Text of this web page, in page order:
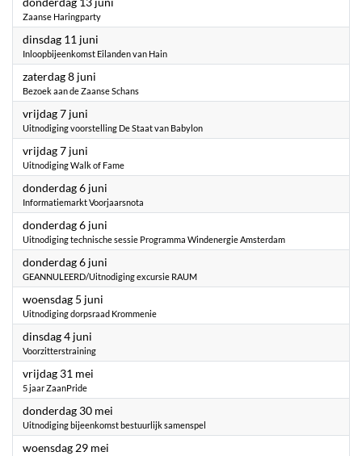
Zaanse Haringparty
dinsdag 11 juni
Inloopbijeenkomst Eilanden van Hain
zaterdag 8 juni
Bezoek aan de Zaanse Schans
vrijdag 7 juni
Uitnodiging voorstelling De Staat van Babylon
vrijdag 7 juni
Uitnodiging Walk of Fame
donderdag 6 juni
Informatiemarkt Voorjaarsnota
donderdag 6 juni
Uitnodiging technische sessie Programma Windenergie Amsterdam
donderdag 6 juni
GEANNULEERD/Uitnodiging excursie RAUM
woensdag 5 juni
Uitnodiging dorpsraad Krommenie
dinsdag 4 juni
Voorzitterstraining
vrijdag 31 mei
5 jaar ZaanPride
donderdag 30 mei
Uitnodiging bijeenkomst bestuurlijk samenspel
woensdag 29 mei